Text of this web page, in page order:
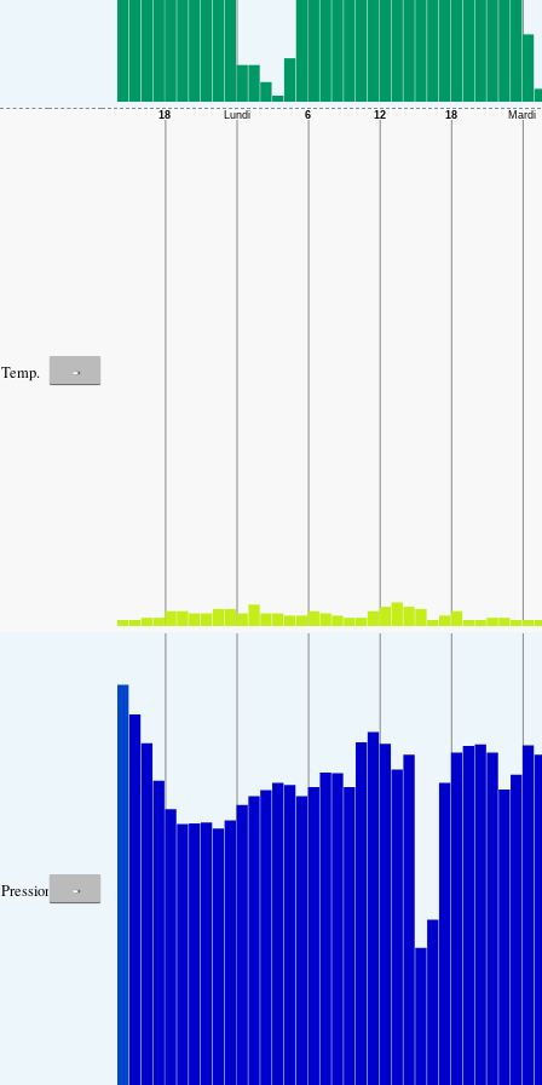
Temp. -
Pression -